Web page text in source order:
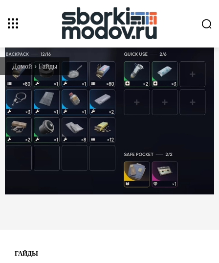
Домой Гайды
ГАЙДЫ